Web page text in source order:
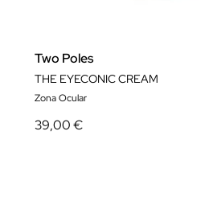
Two Poles
THE EYECONIC CREAM
Zona Ocular
39,00 €